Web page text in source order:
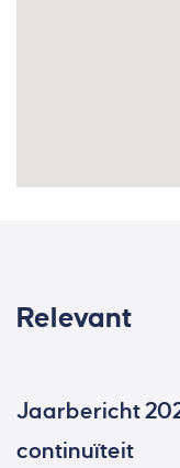
Relevant
Jaarbericht
continuïteit